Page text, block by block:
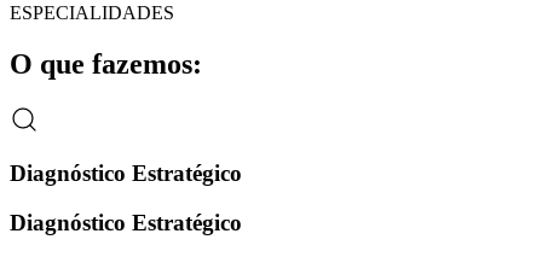
ESPECIALIDADES
O que fazemos:
Diagnóstico Estratégico
Diagnóstico Estratégico